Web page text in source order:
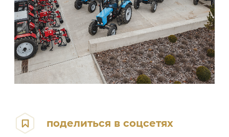
поделиться в соцсетях